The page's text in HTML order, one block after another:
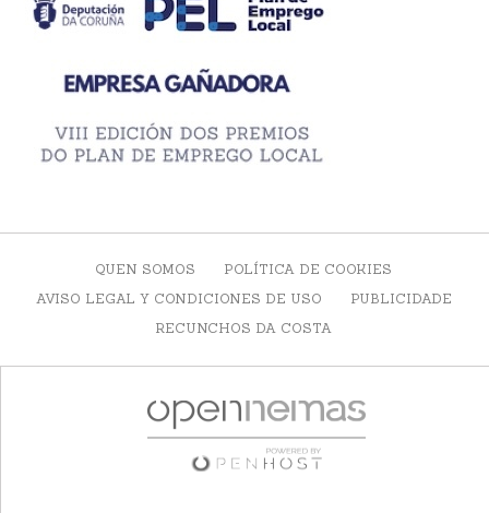
QUEN SOMOS
POLÍTICA DE COOKIES
AVISO LEGAL Y CONDICIONES DE USO
PUBLICIDADE
RECUNCHOS DA COSTA